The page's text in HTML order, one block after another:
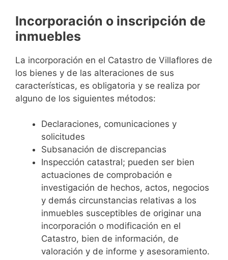
Incorporación o inscripción de
inmuebles
La incorporación en el Catastro de Villaflores de
los bienes y de las alteraciones de sus
características, es obligatoria y se realiza por
alguno de los siguientes métodos:
Declaraciones, comunicaciones y
solicitudes
Subsanación de discrepancias
Inspección catastral; pueden ser bien
actuaciones de comprobación e
investigación de hechos, actos, negocios
y demás circunstancias relativas a los
inmuebles susceptibles de originar una
incorporación o modificación en el
Catastro, bien de información, de
valoración y de informe y asesoramiento.